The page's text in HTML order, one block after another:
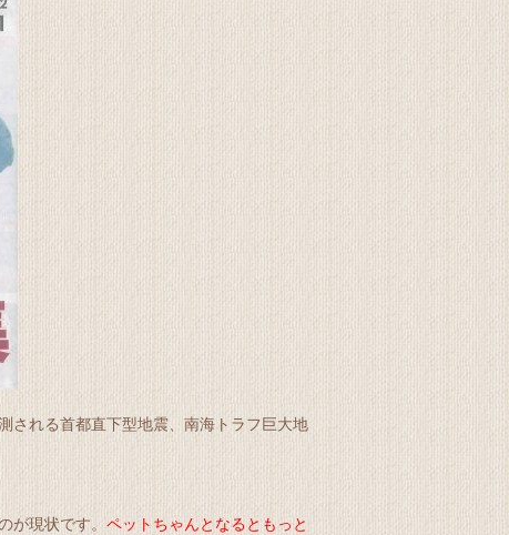
される首都直下型地震、南海トラフ巨大地
が現状です。ペットちゃんとなるともっと